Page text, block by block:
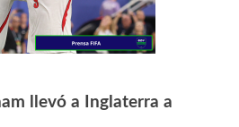
llevó a Inglaterra a